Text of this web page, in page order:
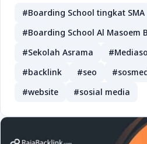
#Boarding School tingkat SMA
#Boarding School Al Masoem
#Sekolah Asrama
#backlink
#seo
#website
#sosial media